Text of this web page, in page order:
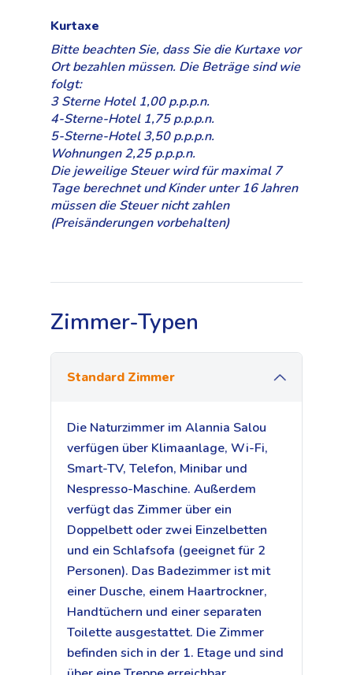
Kurtaxe
Bitte beachten Sie, dass Sie die Kurtaxe vor
Ort bezahlen müssen. Die Beträge sind wie
folgt:
3 Sterne Hotel 1,00 p.p.p.n.
4-Sterne-Hotel 1,75 p.p.p.n.
5-Sterne-Hotel 3,50 p.p.p.n.
Wohnungen 2,25 p.p.p.n.
Die jeweilige Steuer wird für maximal 7
Tage berechnet und Kinder unter 16 Jahren
müssen die Steuer nicht zahlen
(Preisänderungen vorbehalten)
Zimmer-Typen
Standard Zimmer
Die Naturzimmer im Alannia Salou
verfügen über Klimaanlage, Wi-Fi,
Smart-TV, Telefon, Minibar und
Nespresso-Maschine. Außerdem
verfügt das Zimmer über ein
Doppelbett oder zwei Einzelbetten
und ein Schlafsofa (geeignet für 2
Personen). Das Badezimmer ist mit
einer Dusche, einem Haartrockner,
Handtüchern und einer separaten
Toilette ausgestattet. Die Zimmer
befinden sich in der 1. Etage und sind